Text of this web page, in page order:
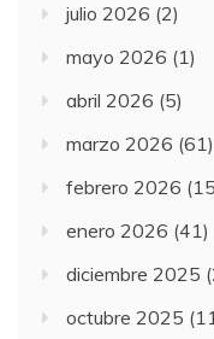
julio 2026 (2)
mayo 2026 (1)
abril 2026 (5)
marzo 2026 (61)
febrero 2026
enero 2026 (41)
diciembre 2025
octubre 2025